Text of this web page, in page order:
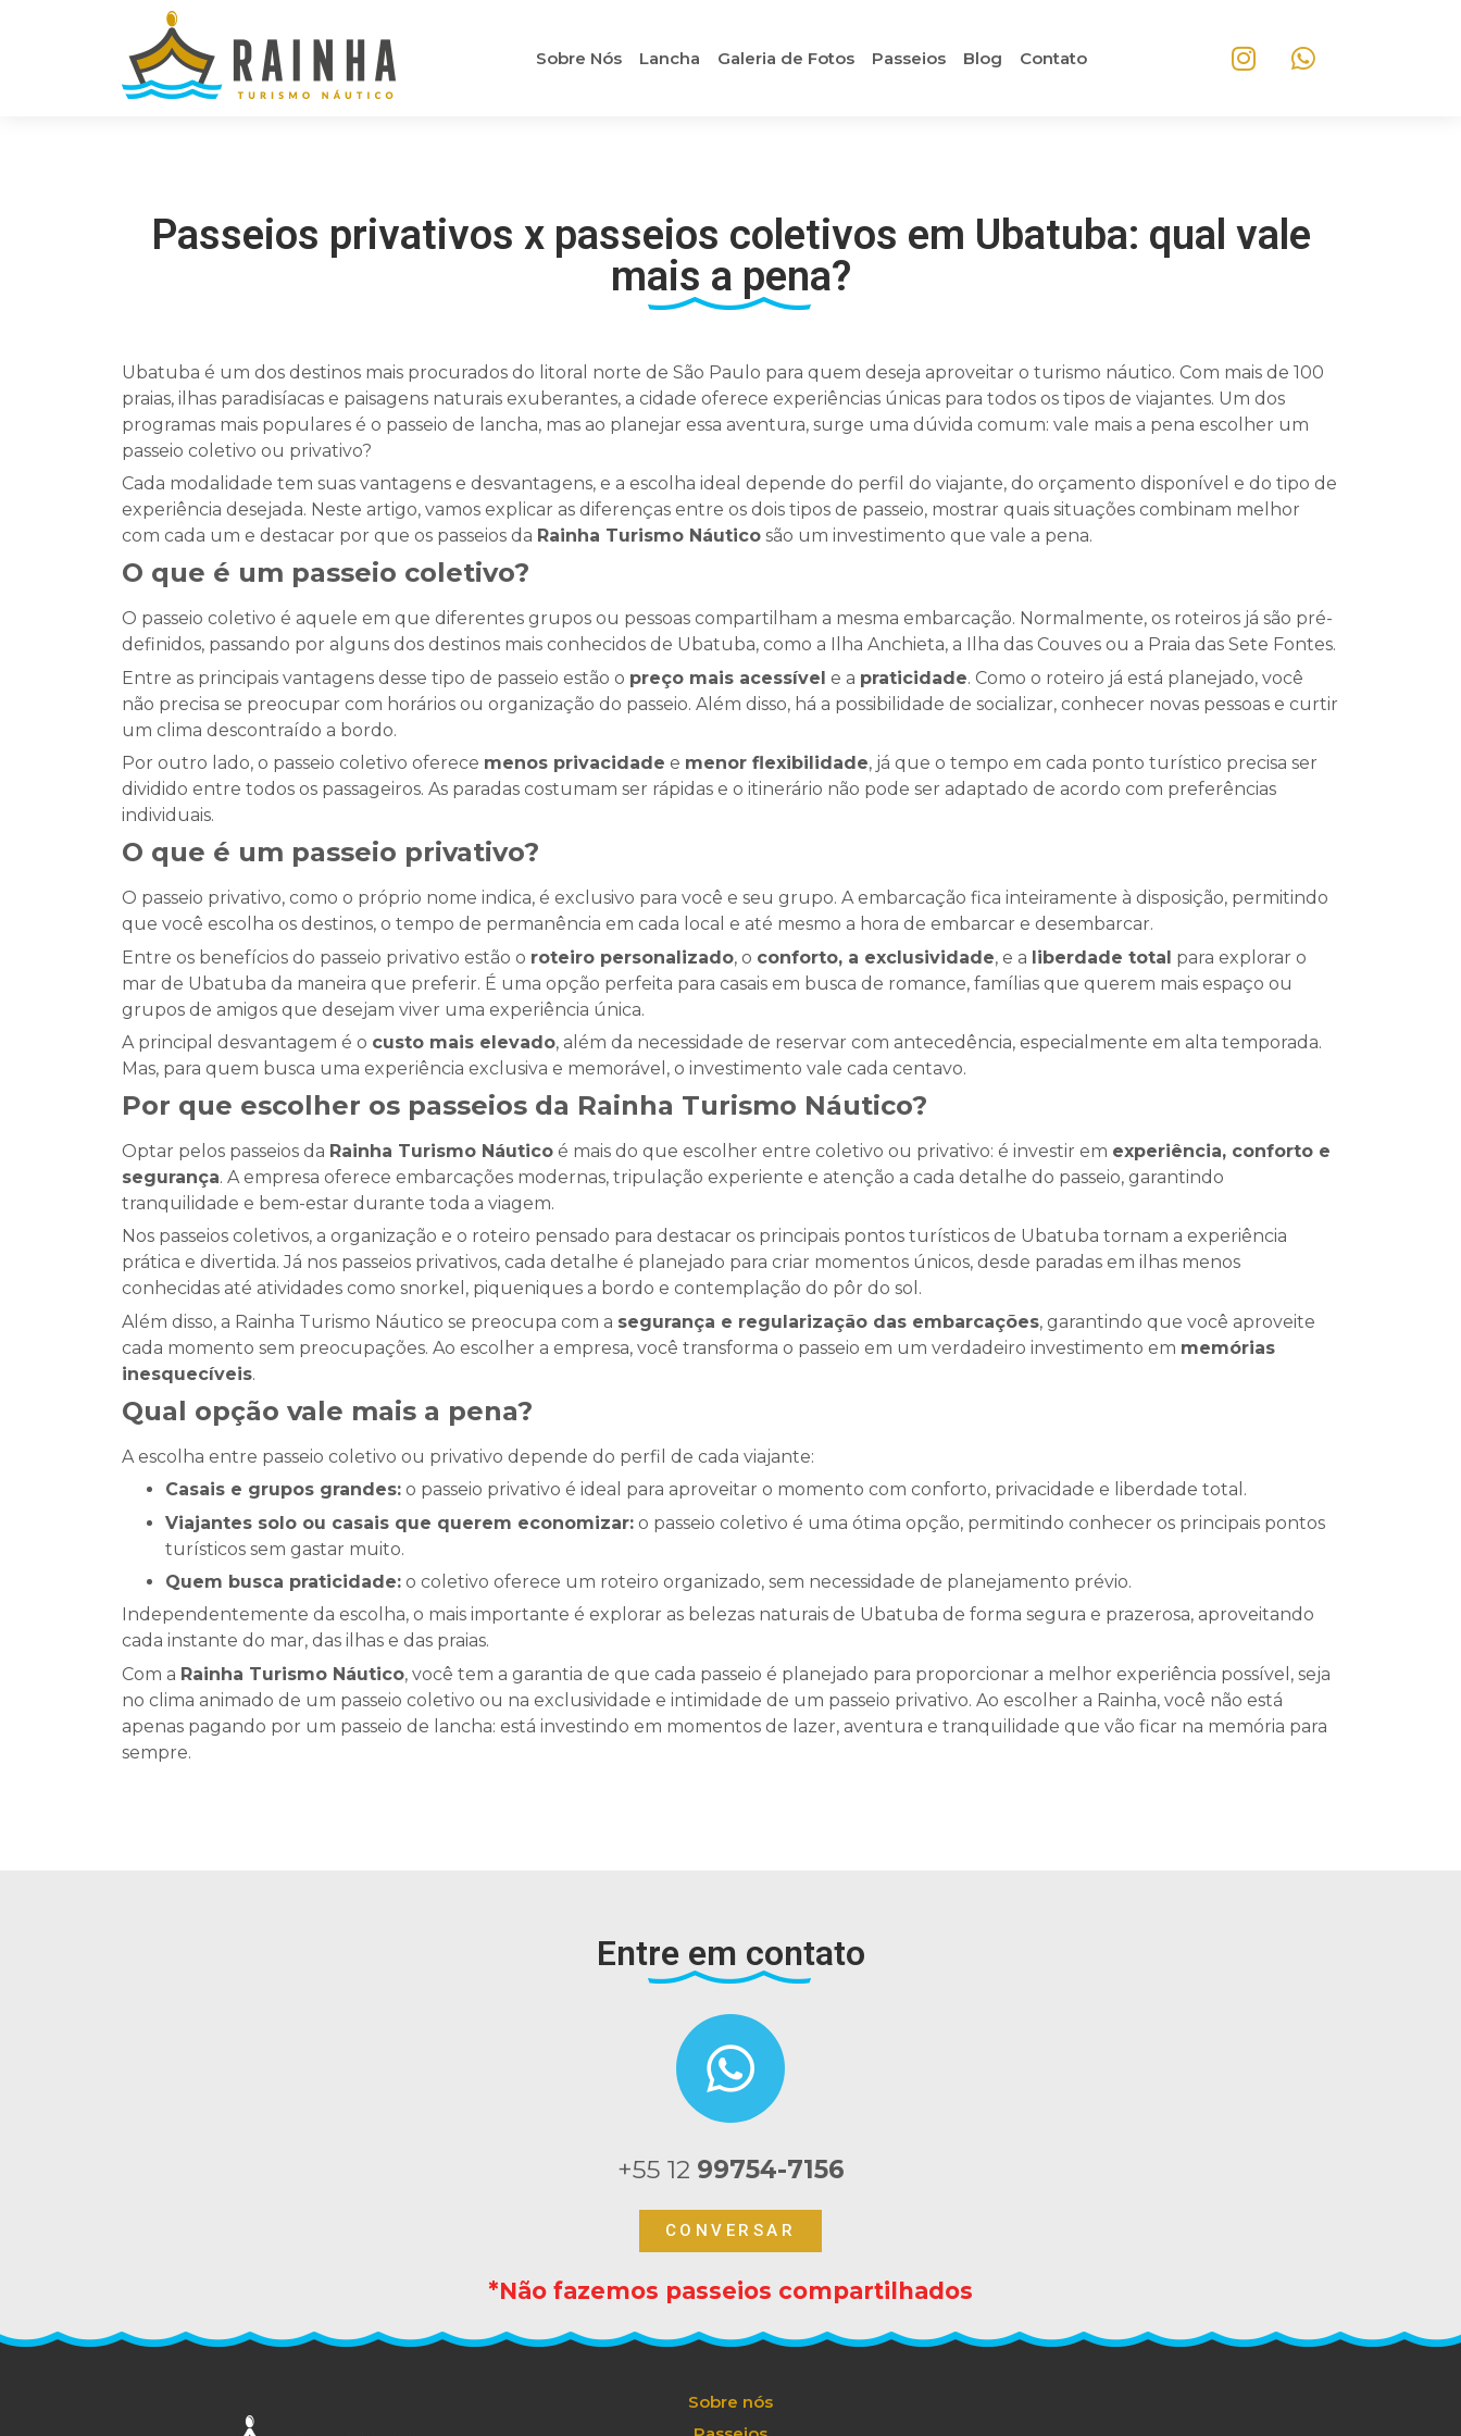
Sobre Nós Lancha Galeria de Fotos Passeios Blog Contato
Passeios privativos x passeios coletivos em Ubatuba: qual vale
mais a pena?
Ubatuba é um dos destinos mais procurados do litoral norte de São Paulo para quem deseja aproveitar o turismo náutico. Com mais de 100
praias, ilhas paradisíacas e paisagens naturais exuberantes, a cidade oferece experiências únicas para todos os tipos de viajantes. Um dos
programas mais populares é o passeio de lancha, mas ao planejar essa aventura, surge uma dúvida comum: vale mais a pena escolher um
passeio coletivo ou privativo?
Cada modalidade tem suas vantagens e desvantagens, e a escolha ideal depende do perfil do viajante, do orçamento disponível e do tipo de
experiência desejada. Neste artigo, vamos explicar as diferenças entre os dois tipos de passeio, mostrar quais situações combinam melhor
com cada um e destacar por que os passeios da Rainha Turismo Náutico são um investimento que vale a pena.
O que é um passeio coletivo?
O passeio coletivo é aquele em que diferentes grupos ou pessoas compartilham a mesma embarcação. Normalmente, os roteiros já são pré-
definidos, passando por alguns dos destinos mais conhecidos de Ubatuba, como a Ilha Anchieta, a Ilha das Couves ou a Praia das Sete Fontes.
Entre as principais vantagens desse tipo de passeio estão o preço mais acessível e a praticidade. Como o roteiro já está planejado, você
não precisa se preocupar com horários ou organização do passeio. Além disso, há a possibilidade de socializar, conhecer novas pessoas e curtir
um clima descontraído a bordo.
Por outro lado, o passeio coletivo oferece menos privacidade e menor flexibilidade, já que o tempo em cada ponto turístico precisa ser
dividido entre todos os passageiros. As paradas costumam ser rápidas e o itinerário não pode ser adaptado de acordo com preferências
individuais.
O que é um passeio privativo?
O passeio privativo, como o próprio nome indica, é exclusivo para você e seu grupo. A embarcação fica inteiramente à disposição, permitindo
que você escolha os destinos, o tempo de permanência em cada local e até mesmo a hora de embarcar e desembarcar.
Entre os benefícios do passeio privativo estão o roteiro personalizado, o conforto, a exclusividade, e a liberdade total para explorar o
mar de Ubatuba da maneira que preferir. É uma opção perfeita para casais em busca de romance, famílias que querem mais espaço ou
grupos de amigos que desejam viver uma experiência única.
A principal desvantagem é o custo mais elevado, além da necessidade de reservar com antecedência, especialmente em alta temporada.
Mas, para quem busca uma experiência exclusiva e memorável, o investimento vale cada centavo.
Por que escolher os passeios da Rainha Turismo Náutico?
Optar pelos passeios da Rainha Turismo Náutico é mais do que escolher entre coletivo ou privativo: é investir em experiência, conforto e
segurança. A empresa oferece embarcações modernas, tripulação experiente e atenção a cada detalhe do passeio, garantindo
tranquilidade e bem-estar durante toda a viagem.
Nos passeios coletivos, a organização e o roteiro pensado para destacar os principais pontos turísticos de Ubatuba tornam a experiência
prática e divertida. Já nos passeios privativos, cada detalhe é planejado para criar momentos únicos, desde paradas em ilhas menos
conhecidas até atividades como snorkel, piqueniques a bordo e contemplação do pôr do sol.
Além disso, a Rainha Turismo Náutico se preocupa com a segurança e regularização das embarcações, garantindo que você aproveite
cada momento sem preocupações. Ao escolher a empresa, você transforma o passeio em um verdadeiro investimento em memórias
inesquecíveis.
Qual opção vale mais a pena?
A escolha entre passeio coletivo ou privativo depende do perfil de cada viajante:
Casais e grupos grandes: o passeio privativo é ideal para aproveitar o momento com conforto, privacidade e liberdade total.
Viajantes solo ou casais que querem economizar: o passeio coletivo é uma ótima opção, permitindo conhecer os principais pontos
turísticos sem gastar muito.
Quem busca praticidade: o coletivo oferece um roteiro organizado, sem necessidade de planejamento prévio.
Independentemente da escolha, o mais importante é explorar as belezas naturais de Ubatuba de forma segura e prazerosa, aproveitando
cada instante do mar, das ilhas e das praias.
Com a Rainha Turismo Náutico, você tem a garantia de que cada passeio é planejado para proporcionar a melhor experiência possível, seja
no clima animado de um passeio coletivo ou na exclusividade e intimidade de um passeio privativo. Ao escolher a Rainha, você não está
apenas pagando por um passeio de lancha: está investindo em momentos de lazer, aventura e tranquilidade que vão ficar na memória para
sempre.
Entre em contato
+55 12 99754-7156
CONVERSAR
*Não fazemos passeios compartilhados
Sobre nós